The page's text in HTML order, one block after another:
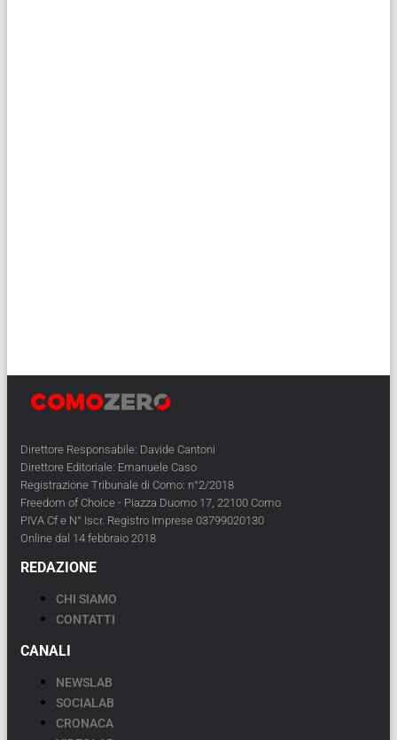
Direttore Responsabile: Davide Cantoni
Direttore Editoriale: Emanuele Caso
Registrazione Tribunale di Como: n°2/2018
Freedom of Choice - Piazza Duomo 17, 22100 Como
PIVA Cf e N° Iscr. Registro Imprese 03799020130
Online dal 14 febbraio 2018
REDAZIONE
CHI SIAMO
CONTATTI
CANALI
NEWSLAB
SOCIALAB
CRONACA